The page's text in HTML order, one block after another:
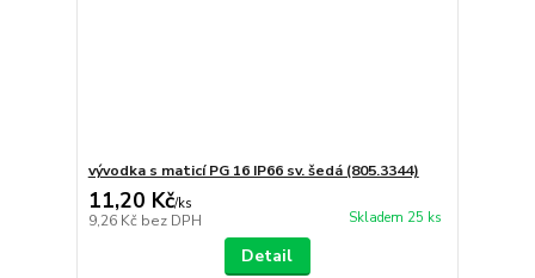
vývodka s maticí PG 16 IP66 sv. šedá (805.3344)
11,20 Kč/ks
9,26 Kč bez DPH Skladem 25 ks
Detail